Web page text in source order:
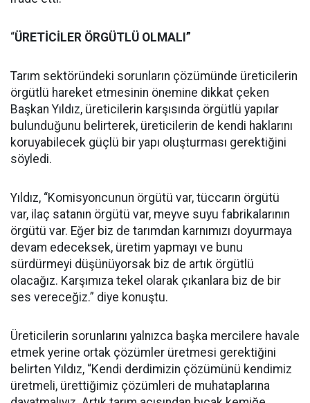
“ÜRETİCİLER ÖRGÜTLÜ OLMALI”
Tarım sektöründeki sorunların çözümünde üreticilerin
örgütlü hareket etmesinin önemine dikkat çeken
Başkan Yıldız, üreticilerin karşısında örgütlü yapılar
bulunduğunu belirterek, üreticilerin de kendi haklarını
koruyabilecek güçlü bir yapı oluşturması gerektiğini
söyledi.
Yıldız, “Komisyoncunun örgütü var, tüccarın örgütü
var, ilaç satanın örgütü var, meyve suyu fabrikalarının
örgütü var. Eğer biz de tarımdan karnımızı doyurmaya
devam edeceksek, üretim yapmayı ve bunu
sürdürmeyi düşünüyorsak biz de artık örgütlü
olacağız. Karşımıza tekel olarak çıkanlara biz de bir
ses vereceğiz.” diye konuştu.
Üreticilerin sorunlarını yalnızca başka mercilere havale
etmek yerine ortak çözümler üretmesi gerektiğini
belirten Yıldız, “Kendi derdimizin çözümünü kendimiz
üretmeli, ürettiğimiz çözümleri de muhataplarına